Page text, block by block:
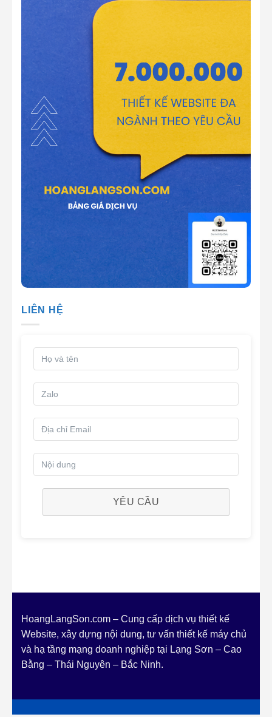
LIÊN HỆ
YÊU CẦU
HoangLangSon.com – Cung cấp dịch vụ thiết kế
Website, xây dựng nội dung, tư vấn thiết kế máy chủ
và hạ tầng mạng doanh nghiệp tại Lạng Sơn – Cao
Bằng – Thái Nguyên – Bắc Ninh.